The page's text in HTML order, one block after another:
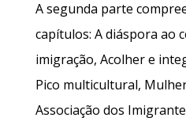
A segunda parte
capítulos: A diáspora ao
imigração, Acolher e
Pico multicultural,
Associação dos